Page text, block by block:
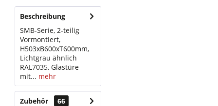
Beschreibung
SMB-Serie, 2-teilig
Vormontiert,
H503xB600xT600mm,
Lichtgrau ähnlich
RAL7035, Glastüre
mit... mehr
Zubehör 66